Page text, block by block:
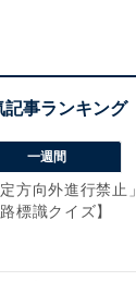
1 2
一週間
方向外進行禁止
標識クイズ】